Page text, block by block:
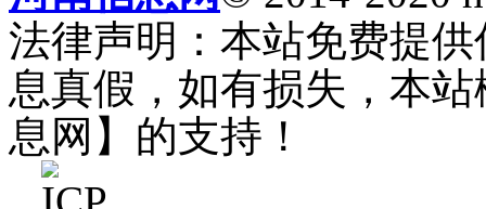
法律声明：本站免费提
息真假，如有损失，本
息网】的支持！